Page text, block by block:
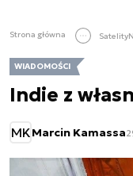
Strona główna Satelity
WIADOMOŚCI
Indie z
MKMarcin Kamassa